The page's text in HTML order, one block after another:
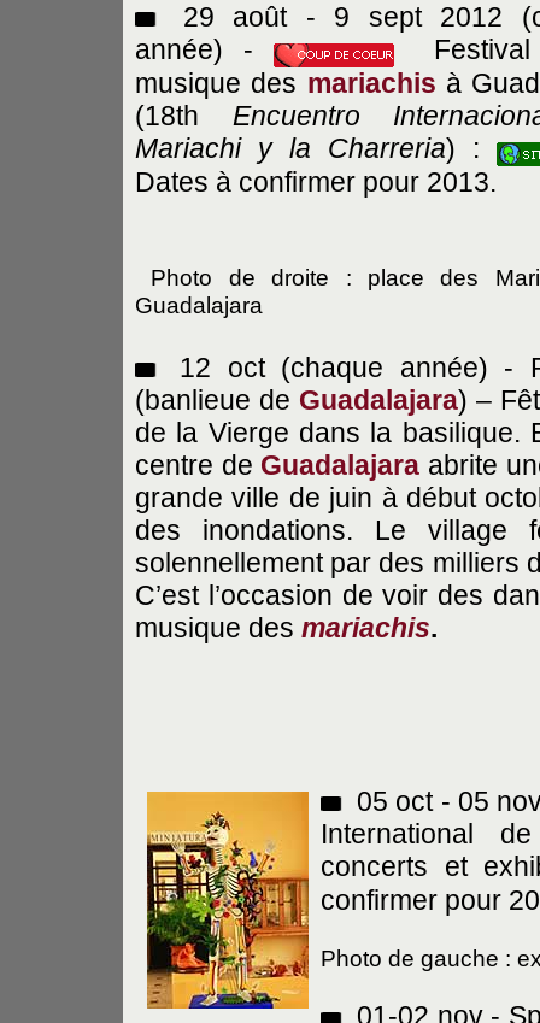
29 août - 9 sept 2012
année) -
Festival
musique des mariachis à
(18th Encuentro
Mariachi y la Charreria) :
Dates à confirmer pour 2013.
Photo de droite : place des
Guadalajara
12 oct (chaque année) -
(banlieue de Guadalajara) –
de la Vierge dans la basilique.
centre de Guadalajara abrite
grande ville de juin à début
des inondations. Le village
solennellement par des milliers
C’est l’occasion de voir des
musique des mariachis.
05 oct - 05
International
concerts et
confirmer pour
Photo de gauche :
01-02 nov -